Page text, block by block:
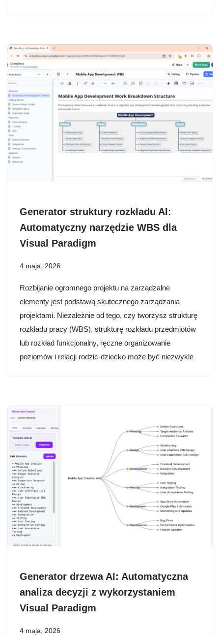
Generator struktury rozkładu AI:
Automatyczny narzędzie WBS dla
Visual Paradigm
4 maja, 2026
Rozbijanie ogromnego projektu na zarządzalne
elementy jest podstawą skutecznego zarządzania
projektami. Niezależnie od tego, czy tworzysz strukturę
rozkładu pracy (WBS), strukturę rozkładu przedmiotów
lub rozkład funkcjonalny, ręczne organizowanie
poziomów i relacji rodzic-dziecko może być niezwykle
Generator drzewa AI: Automatyczna
analiza decyzji z wykorzystaniem
Visual Paradigm
4 maja, 2026